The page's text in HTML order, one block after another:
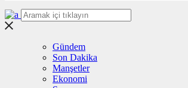
Gündem
Son Dakika
Manşetler
Ekonomi